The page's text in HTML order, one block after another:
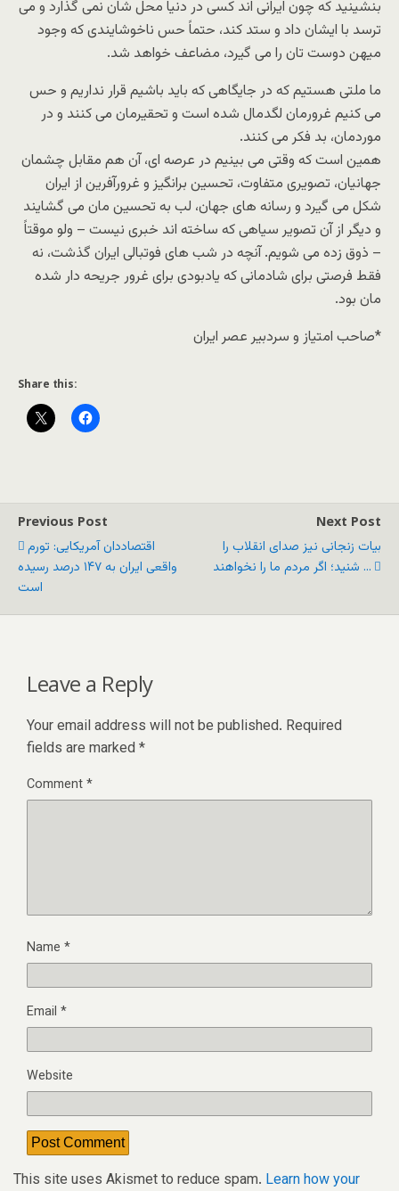
بنشینید که چون ایرانی اند کسی در دنیا محل شان نمی گذارد و می
ترسد با ایشان داد و ستد کند، حتماً حس ناخوشایندی که وجود
میهن دوست تان را می گیرد، مضاعف خواهد شد.
ما ملتی هستیم که در جایگاهی که باید باشیم قرار نداریم و حس
می کنیم غرورمان لگدمال شده است و تحقیرمان می کنند و در
موردمان، بد فکر می کنند.
همین است که وقتی می بینیم در عرصه ای، آن هم مقابل چشمان
جهانیان، تصویری متفاوت، تحسین برانگیز و غرورآفرین از ایران
شکل می گیرد و رسانه های جهان، لب به تحسین مان می گشایند
و دیگر از آن تصویر سیاهی که ساخته اند خبری نیست – ولو موقتاً
– ذوق زده می شویم. آنچه در شب های فوتبالی ایران گذشت، نه
فقط فرصتی برای شادمانی که یادبودی برای غرور جریحه دار شده
مان بود.
*صاحب امتیاز و سردبیر عصر ایران
Share this:
Previous Post
اقتصاددان آمریکایی: تورم
واقعی ایران به ۱۴۷ درصد رسیده
است
Next Post
بیات زنجانی نیز صدای انقلاب را
شنید؛ اگر مردم ما را نخواهند ...
Leave a Reply
Your email address will not be published. Required
fields are marked *
Comment*
Name *
Email *
Website
This site uses Akismet to reduce spam. Learn how your